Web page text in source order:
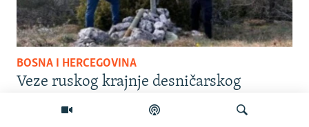
BOSNA I HERCEGOVINA
Veze ruskog krajnje desničarskog
pokreta u Višegradu